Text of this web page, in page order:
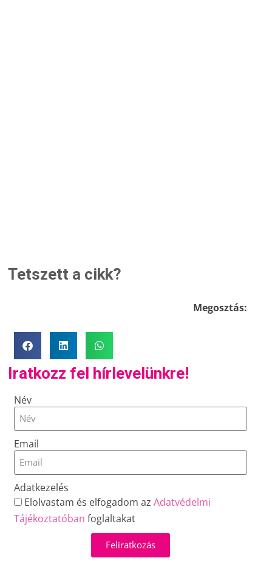
Tetszett a cikk?
Megosztás:
Iratkozz fel hírlevelünkre!
Név
Email
Adatkezelés
Elolvastam és elfogadom azAdatvédelmi
Tájékoztatóban foglaltakat
Feliratkozás